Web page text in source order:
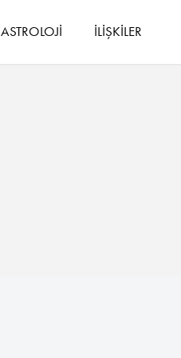
ASTROLOJİ İLİŞKİLER